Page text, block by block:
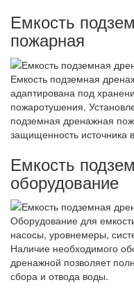
Емкость
пожарная
Емкость подземная
адаптирована под
пожаротушения.
подземная дренажная
защищенность источника
Емкость
оборудование
Оборудование для
насосы, уровнемеры,
Наличие необходимого
дренажной позволяет
сбора и отвода воды.